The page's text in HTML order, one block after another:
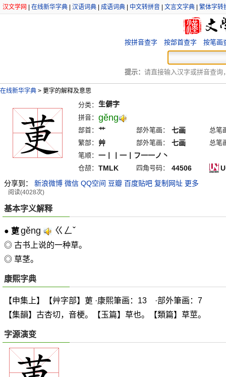
汉文学网 在线新华字典 汉语词典 成语词典 中文转拼音 文言文字典 繁体字转
按拼音查字 按部首查字 按笔画
提示： 请直接输入汉字或拼音查询
在线新华字典 > 莄字的解释及意思
分类： 生僻字
拼音： gĕng
部首： 艹 部外笔画： 七画
总笔
繁部：
艸 部外笔画： 七画
总笔
笔顺： 一丨丨一丨フ一一ノ丶
仓颉： TMLK 四角号码： 44506
分享到：
新浪微博 微信 QQ空间 豆瓣 百度贴吧 复制网址 更多
阅读(4028次)
基本字义解释
● 莄gěng ㄍㄥˇ
◎ 古书上说的一种草。
◎ 草茎。
康熙字典
【申集上】【艸字部】莄 ·康熙筆画：13 ·部外筆画：7
【集韻】古杏切，音梗。【玉篇】草也。【類篇】草莖。
字源演变